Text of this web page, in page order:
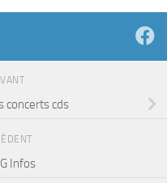
concerts cds
Infos